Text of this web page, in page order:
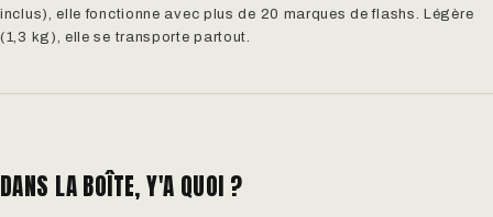
inclus), elle fonctionne avec plus de 20 marques de flashs. Légère
(1,3 kg), elle se transporte partout.
DANS LA BOÎTE, Y'A QUOI ?